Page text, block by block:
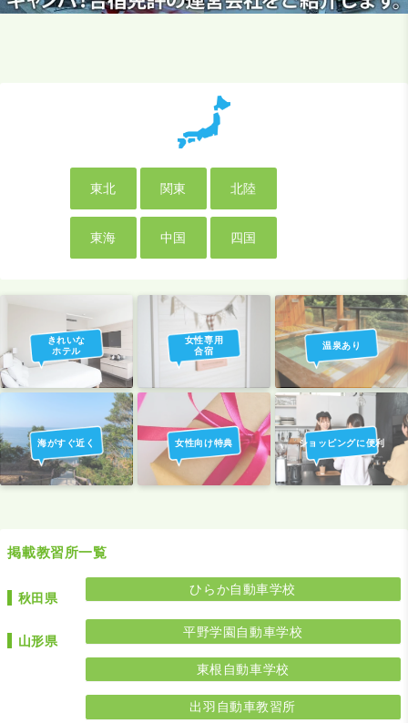
東北 関東 北陸
東海 中国 四国
きれいな
ホテル
女性専用
合宿
温泉あり
海がすぐ近く 女性向け特典 ショッピングに便利
掲載教習所一覧
秋田県
ひらか自動車学校
山形県
平野学園自動車学校
東根自動車学校
出羽自動車教習所